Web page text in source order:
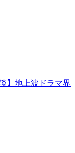
】地上波ドラマ界